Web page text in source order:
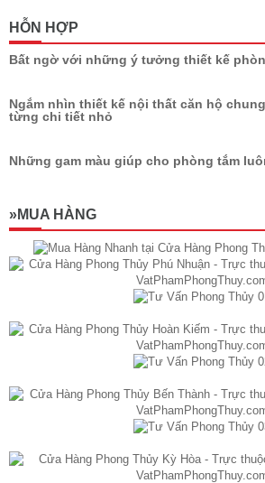
HỖN HỢP
Bất ngờ với những ý tưởng thiết kế
Ngắm nhìn thiết kế nội thất căn hộ
từng chi tiết nhỏ
Những gam màu giúp cho phòng tắm
»MUA HÀNG